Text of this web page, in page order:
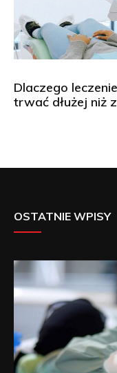
Dlaczego
trwać dłużej niż
OSTATNIE WPISY